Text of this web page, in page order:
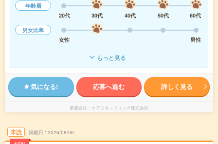
年齢層
20代
30代 40代 50代
60代
男女比率
女性
男性
もっと見る
気になる! 応募へ進む 詳しく見る
派遣会社 ケアスタッフィング株式会社
未読 掲載日 2026/08/06